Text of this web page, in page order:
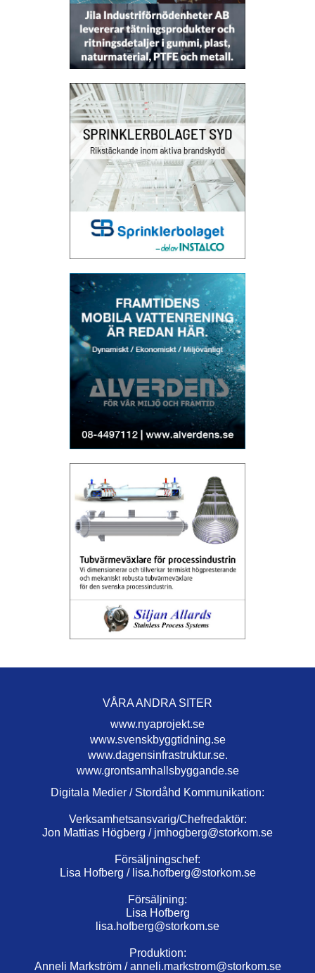
VÅRA ANDRA SITER
www.nyaprojekt.se
www.svenskbyggtidning.se
www.dagensinfrastruktur.se.
www.grontsamhallsbyggande.se
Digitala Medier / Stordåhd Kommunikation:
Verksamhetsansvarig/Chefredaktör:
Jon Mattias Högberg / jmhogberg@storkom.se
Försäljningschef:
Lisa Hofberg / lisa.hofberg@storkom.se
Försäljning:
Lisa Hofberg
lisa.hofberg@storkom.se
Produktion:
Anneli Markström /anneli.markstrom@storkom.se